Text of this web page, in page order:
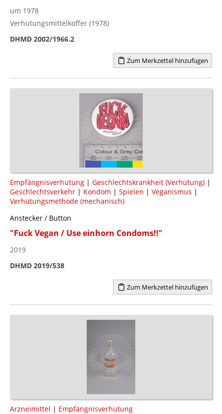
um 1978
Verhütungsmittelkoffer (1978)
DHMD 2002/1966.2
Zum Merkzettel hinzufügen
Empfängnisverhütung | Geschlechtskrankheit (Verhütung) |
Geschlechtsverkehr | Kondom | Spielen | Veganismus |
Verhütungsmethode (mechanisch)
Anstecker / Button
"Fuck Vegan / Use einhorn Condoms!!"
2019
DHMD 2019/538
Zum Merkzettel hinzufügen
Arzneimittel | Empfängnisverhütung